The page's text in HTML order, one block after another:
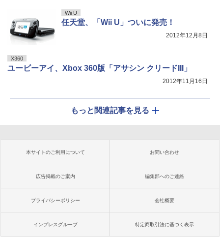
Wii U
任天堂、「Wii U」ついに発売！
2012年12月8日
X360
ユービーアイ、Xbox 360版「アサシン クリードIII」
2012年11月16日
もっと関連記事を見る
本サイトのご利用について お問い合わせ
広告掲載のご案内 編集部へのご連絡
プライバシーポリシー 会社概要
インプレスグループ 特定商取引法に基づく表示